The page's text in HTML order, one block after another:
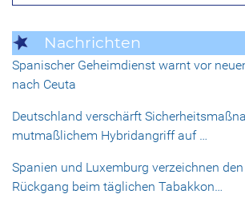
Nachrichten
Spanischer Geheimdienst warnt vor
nach Ceuta
Deutschland verschärft
mutmaßlichem Hybridangriff auf …
Spanien und Luxemburg verzeichnen
Rückgang beim täglichen Tabakkon…